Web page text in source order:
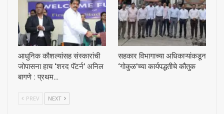
आधुनिक कौशल्यांसह संस्कारांची
जोपासना हाच ‘शरद पॅटर्न’ अनिल
बागणे : प्रथम…
सहकार विभागाच्या अधिकाऱ्यांकडून
‘गोकुळ’च्या कार्यपद्धतीचे कौतुक
PREV NEXT